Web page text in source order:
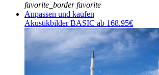
favorite_border favorite
Anpassen und kaufen
Akustikbilder BASIC ab 168.95€